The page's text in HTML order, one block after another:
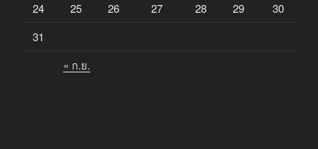
24
25 26 27 28 29
30
31
« ก.ย.